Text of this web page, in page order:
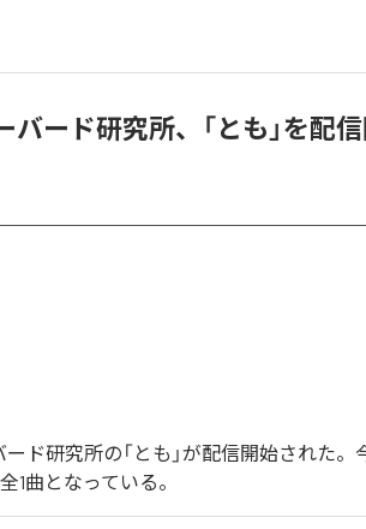
バード研究所、「とも」を配
ード研究所の「とも」が配信開始された
1曲となっている。